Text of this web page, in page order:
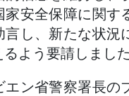
家安全保障に関す
言し、新たな状況
よう要請しました
エン省警察署長の